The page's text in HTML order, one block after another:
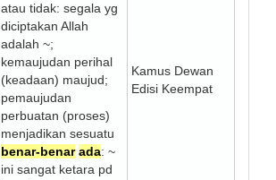
atau tidak: segala yg
diciptakan Allah
adalah ~;
kemaujudan perihal
(keadaan) maujud;
pemaujudan
perbuatan (proses)
menjadikan sesuatu
benar-benar ada: ~
ini sangat ketara pd
Kamus Dewan
Edisi Keempat